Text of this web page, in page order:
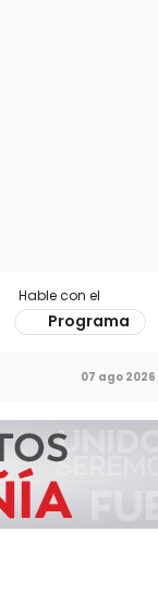
Hable con el
Programa
07 ago 2026